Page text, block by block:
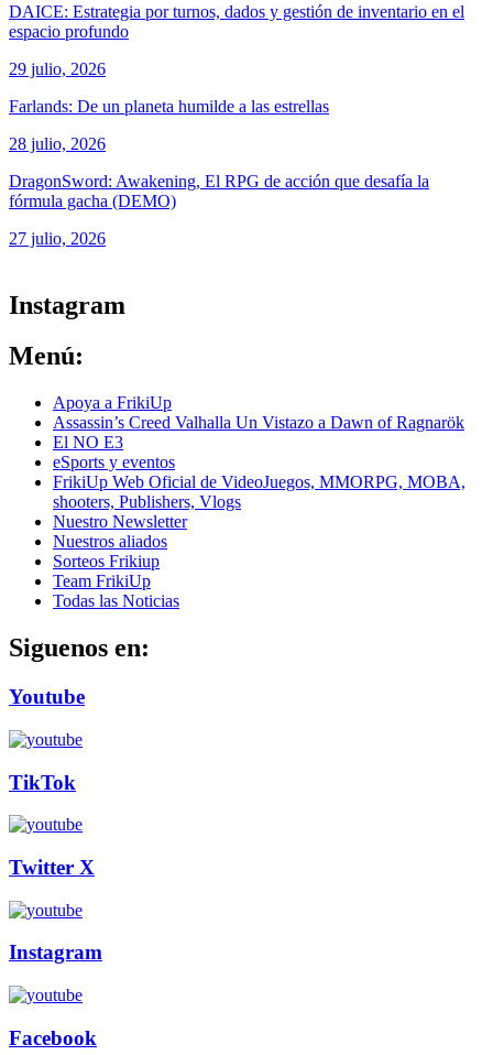
DAICE: Estrategia por turnos, dados y gestión de inventario en el
espacio profundo
29 julio, 2026
Farlands: De un planeta humilde a las estrellas
28 julio, 2026
DragonSword: Awakening, El RPG de acción que desafía la
fórmula gacha (DEMO)
27 julio, 2026
Instagram
Menú:
Apoya a FrikiUp
Assassin’s Creed Valhalla Un Vistazo a Dawn of Ragnarök
El NO E3
eSports y eventos
FrikiUp Web Oficial de VideoJuegos, MMORPG, MOBA,
shooters, Publishers, Vlogs
Nuestro Newsletter
Nuestros aliados
Sorteos Frikiup
Team FrikiUp
Todas las Noticias
Siguenos en:
Youtube
TikTok
Twitter X
Instagram
Facebook